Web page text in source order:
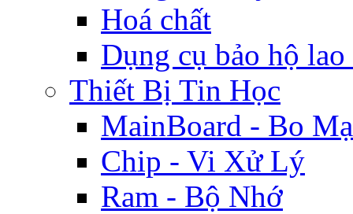
Hoá chất
Dụng cụ bảo hộ
Thiết Bị Tin Học
MainBoard - Bo
Chip - Vi Xử Lý
Ram - Bộ Nhớ